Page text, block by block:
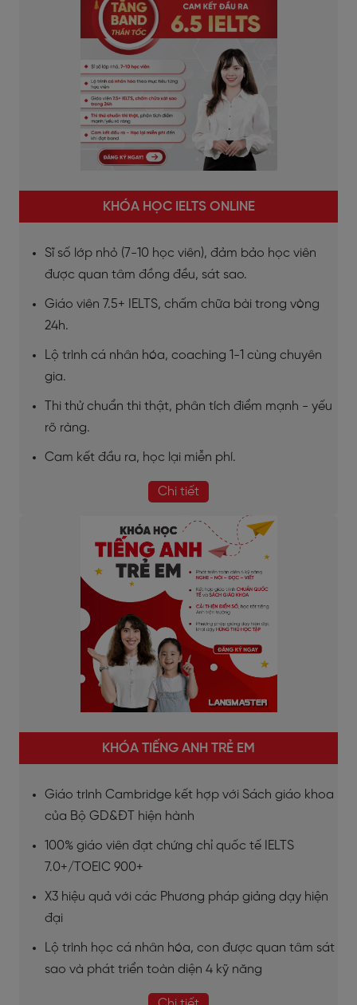
KHÓA HỌC IELTS ONLINE
Sĩ số lớp nhỏ (7-10 học viên), đảm bảo học viên
được quan tâm đồng đều, sát sao.
Giáo viên 7.5+ IELTS, chấm chữa bài trong vòng
24h.
Lộ trình cá nhân hóa, coaching 1-1 cùng chuyên
gia.
Thi thử chuẩn thi thật, phân tích điểm mạnh - yếu
rõ ràng.
Cam kết đầu ra, học lại miễn phí.
Chi tiết
KHÓA TIẾNG ANH TRẺ EM
Giáo trình Cambridge kết hợp với Sách giáo khoa
của Bộ GD&ĐT hiện hành
100% giáo viên đạt chứng chỉ quốc tế IELTS
7.0+/TOEIC 900+
X3 hiệu quả với các Phương pháp giảng dạy hiện
đại
Lộ trình học cá nhân hóa, con được quan tâm sát
sao và phát triển toàn diện 4 kỹ năng